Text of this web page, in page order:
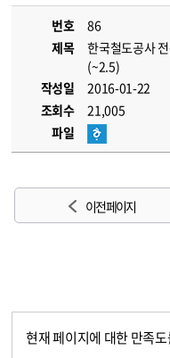
번호
86
제목
한국철도공사
(~2.5)
작성일
2016-01-22
조회수
21,005
파일
이전 페이지
현재 페이지에 대한 만족